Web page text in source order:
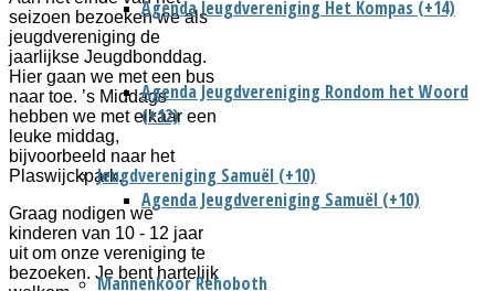
Agenda Jeugdvereniging Het Kompas (+14)
Agenda Jeugdvereniging Rondom het Woord
(+12)
Jeugdvereniging Samuël (+10)
Agenda Jeugdvereniging Samuël (+10)
Mannenkoor Rehoboth
seizoen bezoeken we als
jeugdvereniging de
jaarlijkse Jeugdbonddag.
Hier gaan we met een bus
naar toe. ’s Middags
hebben we met elkaar een
leuke middag,
bijvoorbeeld naar het
Plaswijckpark.
Graag nodigen we
kinderen van 10 - 12 jaar
uit om onze vereniging te
bezoeken. Je bent hartelijk